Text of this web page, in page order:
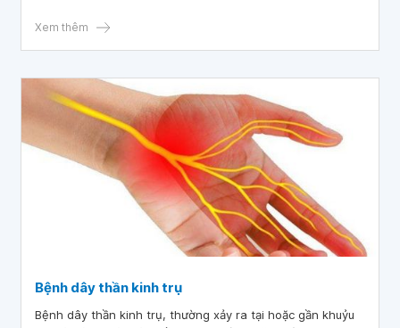
trẻ ngã chống khuỷu tay, liệu trẻ có bị gãy xương?
Xem thêm
Bệnh dây thần kinh trụ
Bệnh dây thần kinh trụ, thường xảy ra tại hoặc gần khuỷu